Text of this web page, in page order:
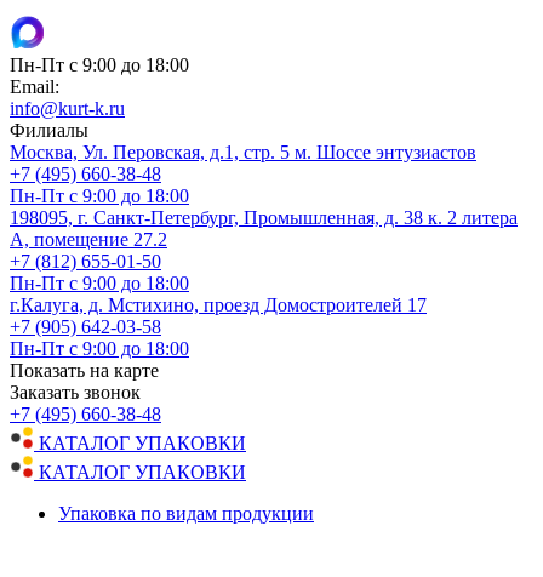
Пн-Пт с 9:00 до 18:00
Email:
info@kurt-k.ru
Филиалы
Москва, Ул. Перовская, д.1, стр. 5 м. Шоссе энтузиастов
+7 (495) 660-38-48
Пн-Пт с 9:00 до 18:00
198095, г. Санкт-Петербург, Промышленная, д. 38 к. 2 литера
А, помещение 27.2
+7 (812) 655-01-50
Пн-Пт с 9:00 до 18:00
г.Калуга, д. Мстихино, проезд Домостроителей 17
+7 (905) 642-03-58
Пн-Пт с 9:00 до 18:00
Показать на карте
Заказать звонок
+7 (495) 660-38-48
КАТАЛОГ УПАКОВКИ
КАТАЛОГ УПАКОВКИ
Упаковка по видам продукции